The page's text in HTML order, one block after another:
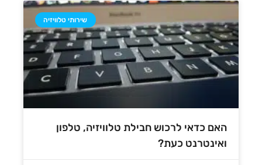
שירותי טלוויזיה
האם כדאי לרכוש חבילת טלוויזיה, טלפון
ואינטרנט כעת?